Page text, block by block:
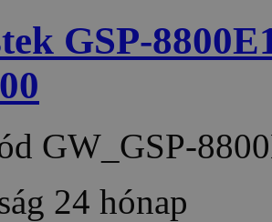
GSP-
GW_GSP-
24 hónap